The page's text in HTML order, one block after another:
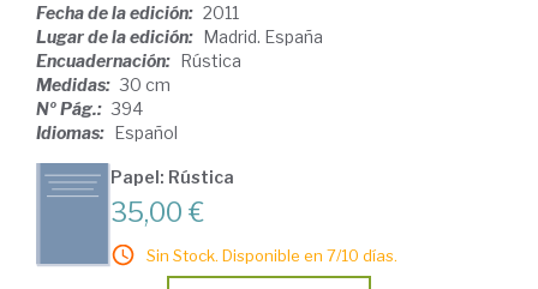
Fecha de la edición: 2011
Lugar de la edición: Madrid. España
Encuadernación: Rústica
Medidas: 30 cm
Nº Pág.: 394
Idiomas: Español
Papel: Rústica
35,00 €
Sin Stock. Disponible en 7/10 días.